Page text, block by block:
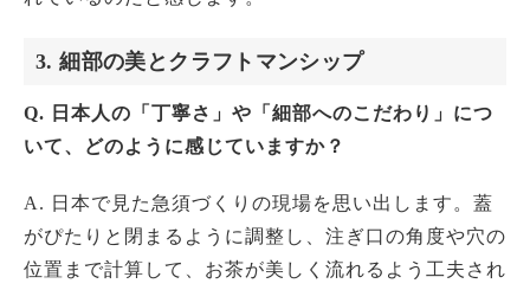
3. 細部の美とクラフトマンシップ
Q. 日本人の「丁寧さ」や「細部へのこだわり」につ
いて、どのように感じていますか？
A. 日本で見た急須づくりの現場を思い出します。蓋
がぴたりと閉まるように調整し、注ぎ口の角度や穴の
位置まで計算して、お茶が美しく流れるよう工夫され